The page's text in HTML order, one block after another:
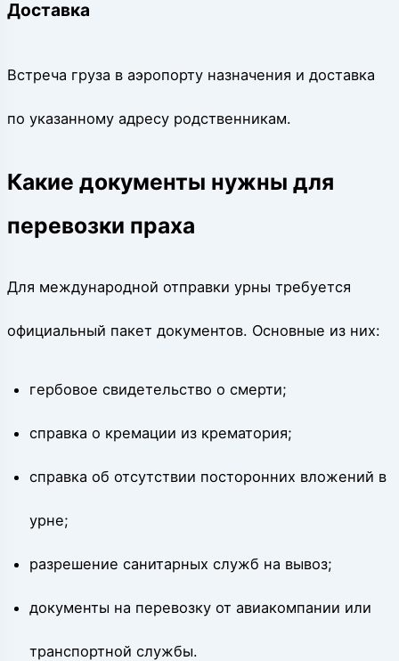
Доставка
Встреча груза в аэропорту назначения и доставка
по указанному адресу родственникам.
Какие документы нужны для
перевозки праха
Для международной отправки урны требуется
официальный пакет документов. Основные из них:
гербовое свидетельство о смерти;
справка о кремации из крематория;
справка об отсутствии посторонних вложений в
урне;
разрешение санитарных служб на вывоз;
документы на перевозку от авиакомпании или
транспортной службы.